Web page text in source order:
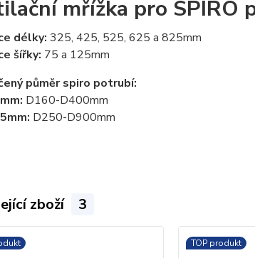
mřížka pro SPIRO
délky: 325, 425, 525, 625 a 825mm
šířky: 75 a 125mm
půměr spiro potrubí:
D160-D400mm
D250-D900mm
zboží 3
TOP produkt